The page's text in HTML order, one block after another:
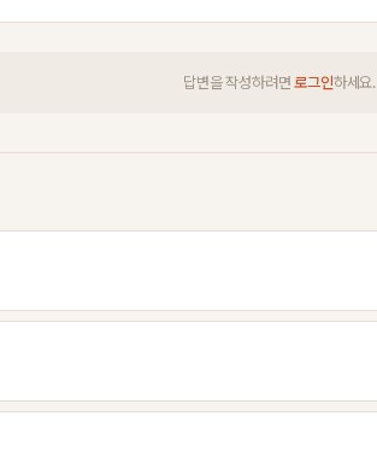
답변을 작성하려면로그인하세요.